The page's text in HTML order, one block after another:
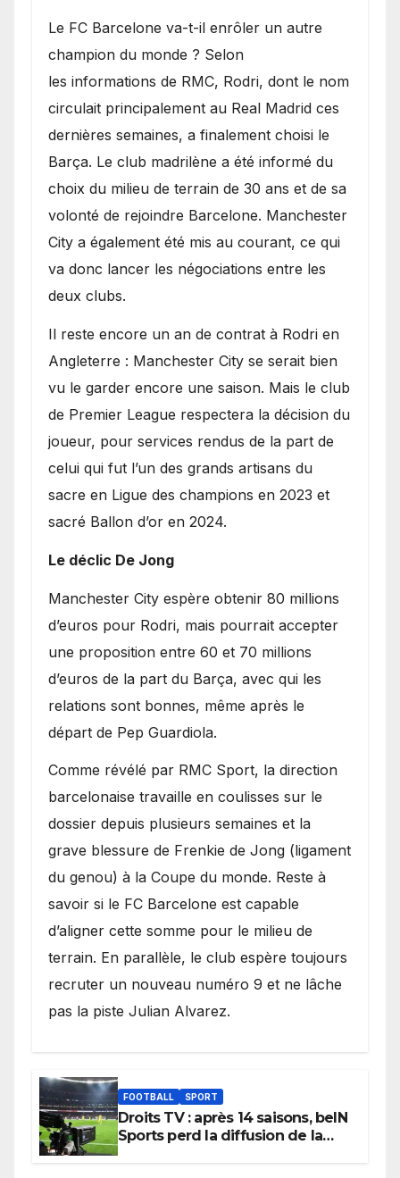
​Le FC Barcelone va-t-il enrôler un autre
champion du monde ? Selon
les informations de RMC, Rodri, dont le nom
circulait principalement au Real Madrid ces
dernières semaines, a finalement choisi le
Barça. Le club madrilène a été informé du
choix du milieu de terrain de 30 ans et de sa
volonté de rejoindre Barcelone. Manchester
City a également été mis au courant, ce qui
va donc lancer les négociations entre les
deux clubs.
​Il reste encore un an de contrat à Rodri en
Angleterre : Manchester City se serait bien
vu le garder encore une saison. Mais le club
de Premier League respectera la décision du
joueur, pour services rendus de la part de
celui qui fut l’un des grands artisans du
sacre en Ligue des champions en 2023 et
sacré Ballon d’or en 2024.
Le déclic De Jong
​Manchester City espère obtenir 80 millions
d’euros pour Rodri, mais pourrait accepter
une proposition entre 60 et 70 millions
d’euros de la part du Barça, avec qui les
relations sont bonnes, même après le
départ de Pep Guardiola.
​Comme révélé par RMC Sport, la direction
barcelonaise travaille en coulisses sur le
dossier depuis plusieurs semaines et la
grave blessure de Frenkie de Jong (ligament
du genou) à la Coupe du monde. Reste à
savoir si le FC Barcelone est capable
d’aligner cette somme pour le milieu de
terrain. En parallèle, le club espère toujours
recruter un nouveau numéro 9 et ne lâche
pas la piste Julian Alvarez.
FOOTBALL SPORT
Droits TV : après 14 saisons, beIN
Sports perd la diffusion de la